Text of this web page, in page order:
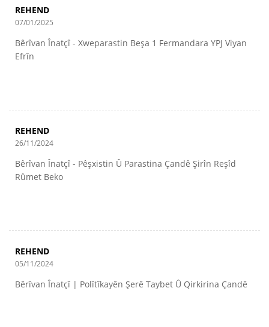
REHEND
07/01/2025
Bêrîvan Înatçî - Xweparastin Beşa 1 Fermandara YPJ Viyan
Efrîn
REHEND
26/11/2024
Bêrîvan Înatçî - Pêşxistin Û Parastina Çandê Şirîn Reşîd
Rûmet Beko
REHEND
05/11/2024
Bêrîvan Înatçî | Polîtîkayên Şerê Taybet Û Qirkirina Çandê